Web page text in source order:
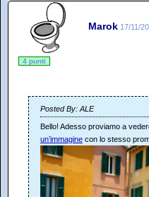
Marok 17/11/
4 punti
Posted By: ALE
Bello! Adesso proviamo a
un’immagine con lo stesso